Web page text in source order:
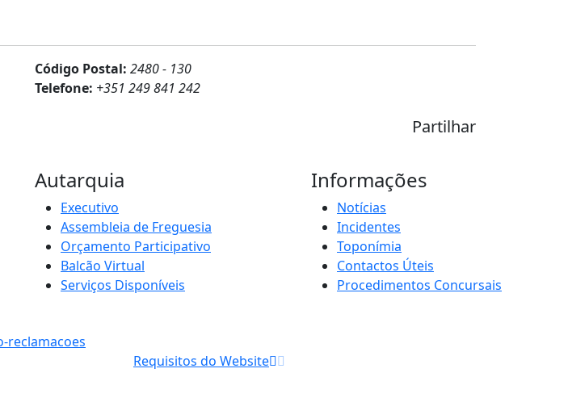
Código Postal: 2480 - 130
Telefone: +351 249 841 242
Partilhar
Autarquia
Executivo
Assembleia de Freguesia
Orçamento Participativo
Balcão Virtual
Serviços Disponíveis
Informações
Notícias
Incidentes
Toponímia
Contactos Úteis
Procedimentos Concursais
Requisitos do Website